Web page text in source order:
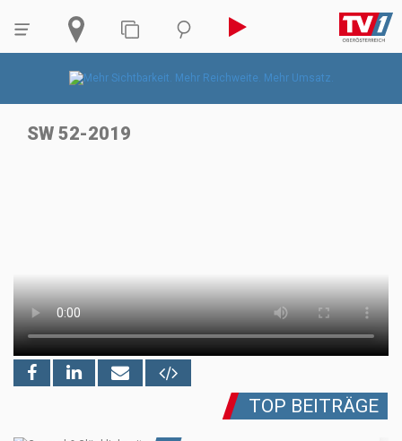
SW 52-2019
TOP BEITRÄGE